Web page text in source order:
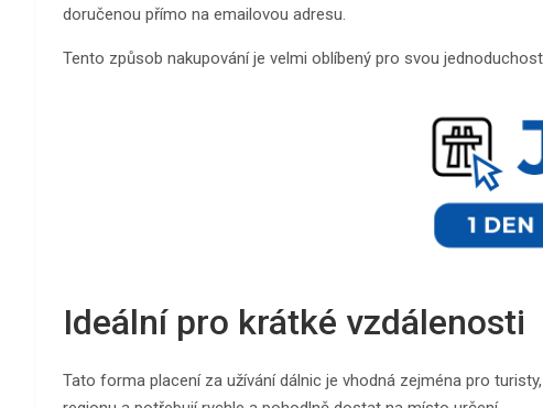
doručenou přímo na emailovou adresu.
Tento způsob nakupování je velmi oblíbený pro svou
Ideální pro krátké vzdálenosti
Tato forma placení za užívání dálnic je vhodná zejména pro